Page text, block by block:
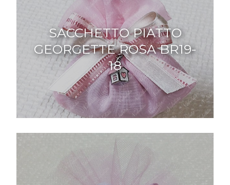
SACCHETTO PIATTO
GEORGETTE ROSA BR19-
18